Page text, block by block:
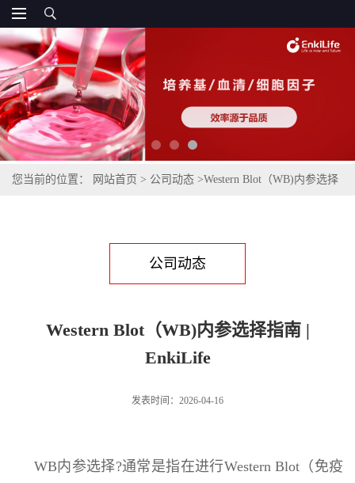
您当前的位置： 网站首页 > 公司动态 >Western Blot（WB)内参选择
公司动态
Western Blot（WB)内参选择指南 |
EnkiLife
发表时间：2026-04-16
WB内参选择?通常是指在进行Western Blot（免疫